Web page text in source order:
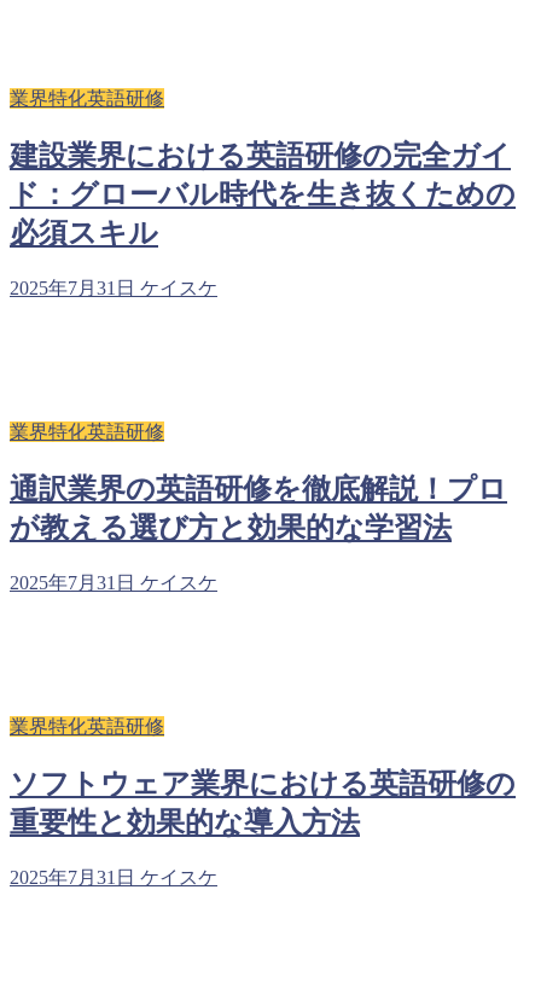
業界特化英語研修
建設業界における英語研修の完全ガイ
ド：グローバル時代を生き抜くための
必須スキル
2025年7月31日 ケイスケ
業界特化英語研修
通訳業界の英語研修を徹底解説！プロ
が教える選び方と効果的な学習法
2025年7月31日 ケイスケ
業界特化英語研修
ソフトウェア業界における英語研修の
重要性と効果的な導入方法
2025年7月31日 ケイスケ